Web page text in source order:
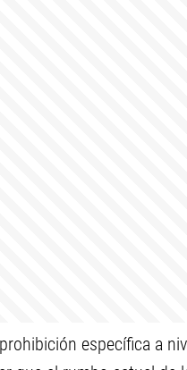
específica a